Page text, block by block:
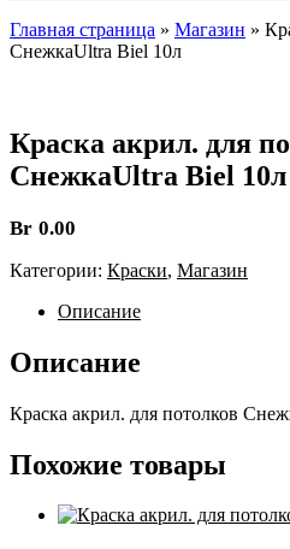
Главная страница » Магазин »
СнежкаUltra Biel 10л
Краска акрил. для
СнежкаUltra Biel 10л
Br 0.00
Категории: Краски, Магазин
Описание
Описание
Краска акрил. для потолков
Похожие товары